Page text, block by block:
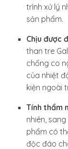
trình xử lý
sản phẩm.
Chịu được
than tre
chống co
của nhiệt
kiện ngoài
Tính thẩm
nhiên,
phẩm có
độc đáo